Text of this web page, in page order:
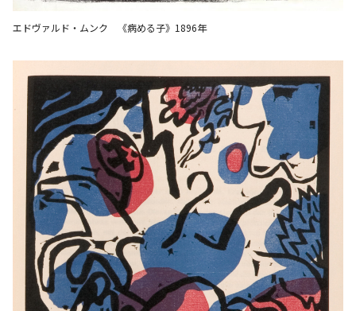
エドヴァルド・ムンク 《病める子》1896年